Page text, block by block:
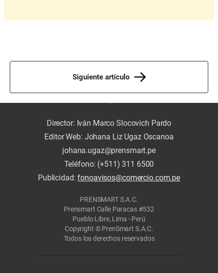
Siguiente artículo
Director: Iván Marco Slocovich Pardo
Editor Web: Johana Liz Ugaz Oscanoa
johana.ugaz@prensmart.pe
Teléfono: (+511) 311 6500
Publicidad:fonoavisos@comercio.com.pe
PRENSMART S.A.C.
Prensmart Calle Paracas #532
Pueblo Libre, Lima - Perú
Copyright © PrenSmart S.A.C.
Todos los derechos reservados